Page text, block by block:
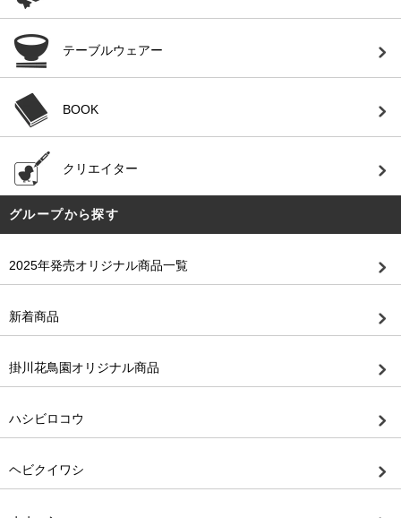
テーブルウェアー
BOOK
クリエイター
グループから探す
2025年発売オリジナル商品一覧
新着商品
掛川花鳥園オリジナル商品
ハシビロコウ
ヘビクイワシ